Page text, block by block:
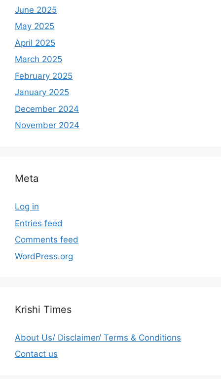
June 2025
May 2025
April 2025
March 2025
February 2025
January 2025
December 2024
November 2024
Meta
Log in
Entries feed
Comments feed
WordPress.org
Krishi Times
About Us/ Disclaimer/ Terms & Conditions
Contact us